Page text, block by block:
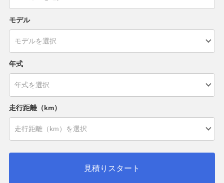
モデル
年式
走行距離（km）
見積りスタート